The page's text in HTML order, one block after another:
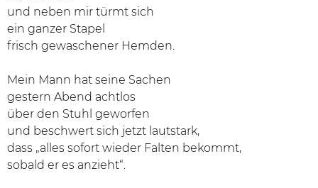
und neben mir türmt sich
ein ganzer Stapel
frisch gewaschener Hemden.
Mein Mann hat seine Sachen
gestern Abend achtlos
über den Stuhl geworfen
und beschwert sich jetzt lautstark,
dass „alles sofort wieder Falten bekommt,
sobald er es anzieht“.